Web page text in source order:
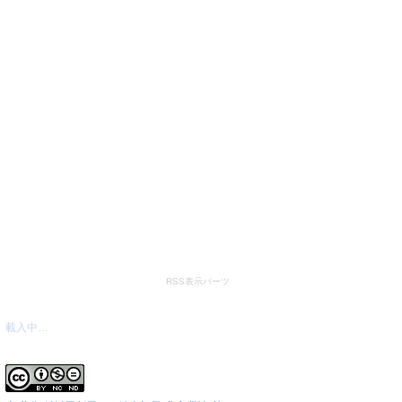
RSS表示パーツ
載入中…